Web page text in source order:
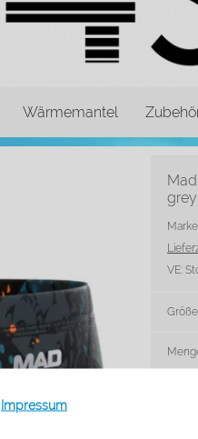
Impressum
Wärmemantel
grey
VE:
Größe